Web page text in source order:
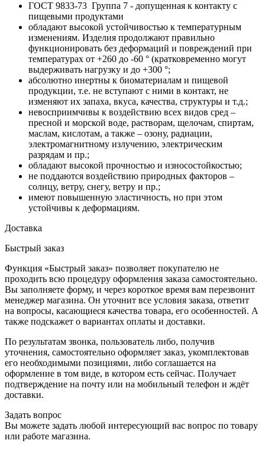
ГОСТ 9833-73 Группа 7 - допущенная к контакту с
пищевыми продуктами
обладают высокой устойчивостью к температурным
изменениям. Изделия продолжают правильно
функционировать без деформаций и повреждений при
температурах от +260 до -60 ° (кратковременно могут
выдерживать нагрузку и до +300 °;
абсолютно инертны к биоматериалам и пищевой
продукции, т.е. не вступают с ними в контакт, не
изменяют их запаха, вкуса, качества, структуры и т.д.;
невосприимчивы к воздействию всех видов сред –
пресной и морской воде, растворам, щелочам, спиртам,
маслам, кислотам, а также – озону, радиации,
электромагнитному излучению, электрическим
разрядам и пр.;
обладают высокой прочностью и износостойкостью;
не поддаются воздействию природных факторов –
солнцу, ветру, снегу, ветру и пр.;
имеют повышенную эластичность, но при этом
устойчивы к деформациям.
Доставка
Быстрый заказ
Функция «Быстрый заказ» позволяет покупателю не
проходить всю процедуру оформления заказа самостоятельно.
Вы заполняете форму, и через короткое время вам перезвонит
менеджер магазина. Он уточнит все условия заказа, ответит
на вопросы, касающиеся качества товара, его особенностей. А
также подскажет о вариантах оплаты и доставки.
По результатам звонка, пользователь либо, получив
уточнения, самостоятельно оформляет заказ, укомплектовав
его необходимыми позициями, либо соглашается на
оформление в том виде, в котором есть сейчас. Получает
подтверждение на почту или на мобильный телефон и ждёт
доставки.
Задать вопрос
Вы можете задать любой интересующий вас вопрос по товару
или работе магазина.